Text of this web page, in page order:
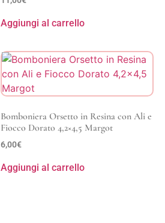
Aggiungi al carrello
Bomboniera Orsetto in Resina con Ali e
Fiocco Dorato 4,2×4,5 Margot
6,00€
Aggiungi al carrello